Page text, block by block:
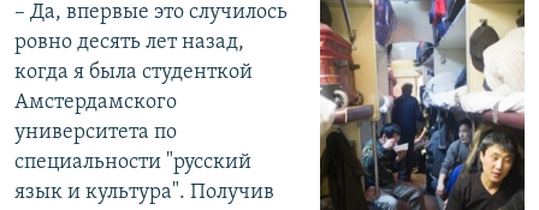
​– Да, впервые это случилось
ровно десять лет назад,
когда я была студенткой
Амстердамского
университета по
специальности "русский
язык и культура". Получив